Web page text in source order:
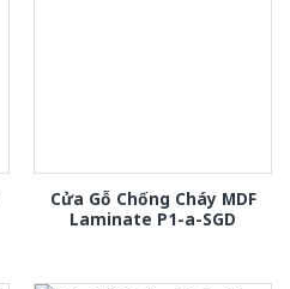
Cửa Gỗ Chống Cháy MDF
Laminate P1-a-SGD